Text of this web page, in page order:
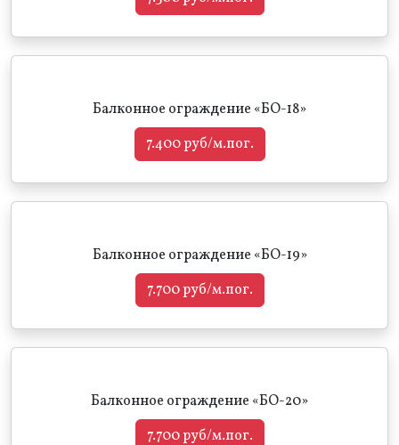
Балконное ограждение «БО-18»
7.400 руб/м.пог.
Балконное ограждение «БО-19»
7.700 руб/м.пог.
Балконное ограждение «БО-20»
7.700 руб/м.пог.